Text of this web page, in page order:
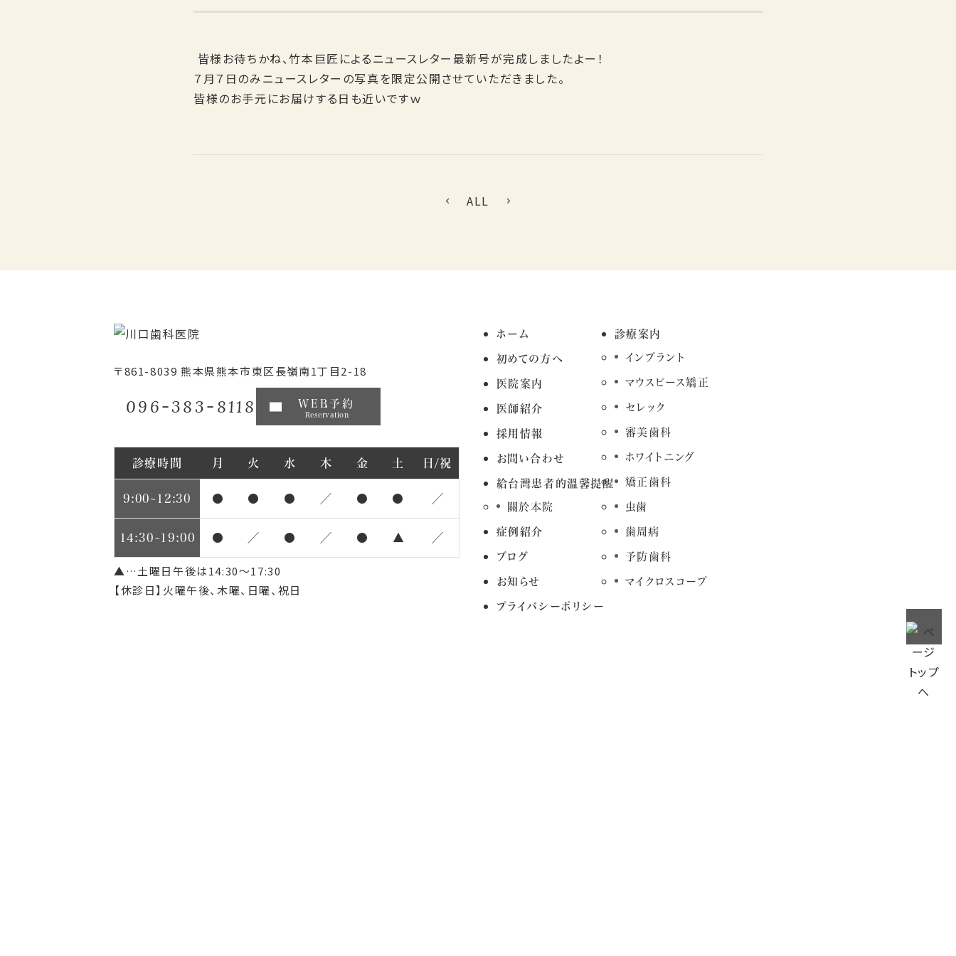
皆様お待ちかね、竹本巨匠によるニュースレター最新号が完成しましたよー！
７月７日のみニュースレターの写真を限定公開させていただきました。
皆様のお手元にお届けする日も近いですｗ
ALL
〒861-8039 熊本県熊本市東区長嶺南1丁目2-18
096-383-8118 WEB予約
Reservation
診療時間 月 火 水 木 金 土 日/祝
9:00~12:30 ● ● ● ／ ● ● ／
14:30~19:00 ● ／ ● ／ ● ▲ ／
▲…土曜日午後は14:30～17:30
【休診日】火曜午後、木曜、日曜、祝日
ホーム
初めての方へ
医院案内
医師紹介
採用情報
お問い合わせ
給台灣患者的溫馨提醒
關於本院
症例紹介
ブログ
お知らせ
プライバシーポリシー
診療案内
インプラント
マウスピース矯正
セレック
審美歯科
ホワイトニング
矯正歯科
虫歯
歯周病
予防歯科
マイクロスコープ